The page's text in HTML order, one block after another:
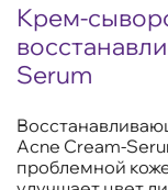
Крем-
Serum
Acne Cream-
проблемной